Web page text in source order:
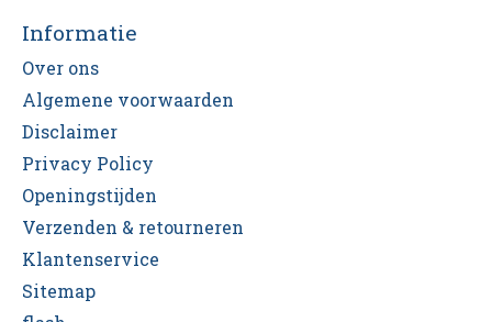
Informatie
Over ons
Algemene voorwaarden
Disclaimer
Privacy Policy
Openingstijden
Verzenden & retourneren
Klantenservice
Sitemap